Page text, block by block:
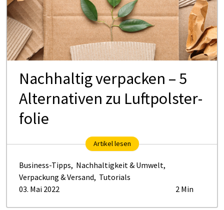
Nach­hal­tig ver­pa­cken – 5
Al­ter­na­ti­ven zu Luft­polster­
fo­lie
Artikel lesen
Business-Tipps, Nachhaltigkeit & Umwelt,
Verpackung & Versand, Tutorials
03. Mai 2022
2 Min